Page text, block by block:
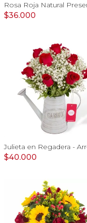
$36.000
$40.000